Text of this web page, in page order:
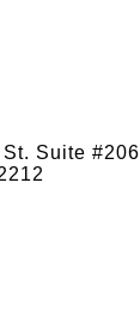
Suite #206